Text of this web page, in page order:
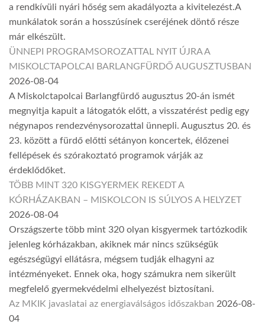
a rendkívüli nyári hőség sem akadályozta a kivitelezést.A
munkálatok során a hosszúsínek cseréjének döntő része
már elkészült.
ÜNNEPI PROGRAMSOROZATTAL NYIT ÚJRA A
MISKOLCTAPOLCAI BARLANGFÜRDŐ AUGUSZTUSBAN
2026-08-04
A Miskolctapolcai Barlangfürdő augusztus 20-án ismét
megnyitja kapuit a látogatók előtt, a visszatérést pedig egy
négynapos rendezvénysorozattal ünnepli. Augusztus 20. és
23. között a fürdő előtti sétányon koncertek, élőzenei
fellépések és szórakoztató programok várják az
érdeklődőket.
TÖBB MINT 320 KISGYERMEK REKEDT A
KÓRHÁZAKBAN – MISKOLCON IS SÚLYOS A HELYZET
2026-08-04
Országszerte több mint 320 olyan kisgyermek tartózkodik
jelenleg kórházakban, akiknek már nincs szükségük
egészségügyi ellátásra, mégsem tudják elhagyni az
intézményeket. Ennek oka, hogy számukra nem sikerült
megfelelő gyermekvédelmi elhelyezést biztosítani.
Az MKIK javaslatai az energiaválságos időszakban 2026-08-
04